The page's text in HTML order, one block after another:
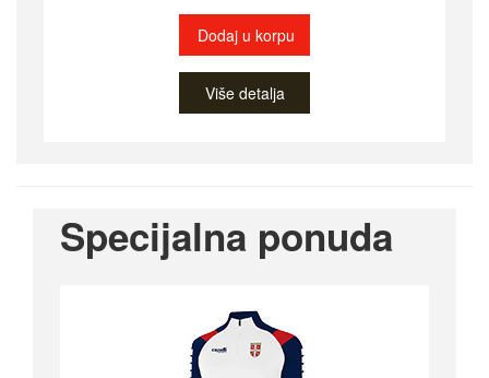
Dodaj u korpu
Više detalja
Specijalna ponuda